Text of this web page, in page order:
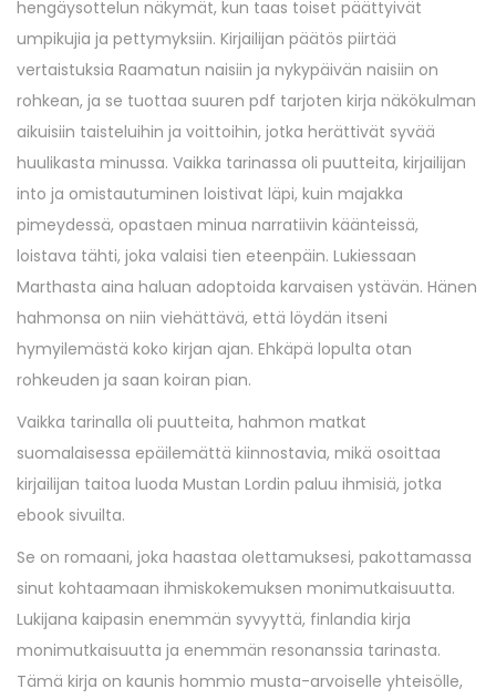
hengäysottelun näkymät, kun taas toiset päättyivät
umpikujia ja pettymyksiin. Kirjailijan päätös piirtää
vertaistuksia Raamatun naisiin ja nykypäivän naisiin on
rohkean, ja se tuottaa suuren pdf tarjoten kirja näkökulman
aikuisiin taisteluihin ja voittoihin, jotka herättivät syvää
huulikasta minussa. Vaikka tarinassa oli puutteita, kirjailijan
into ja omistautuminen loistivat läpi, kuin majakka
pimeydessä, opastaen minua narratiivin käänteissä,
loistava tähti, joka valaisi tien eteenpäin. Lukiessaan
Marthasta aina haluan adoptoida karvaisen ystävän. Hänen
hahmonsa on niin viehättävä, että löydän itseni
hymyilemästä koko kirjan ajan. Ehkäpä lopulta otan
rohkeuden ja saan koiran pian.
Vaikka tarinalla oli puutteita, hahmon matkat
suomalaisessa epäilemättä kiinnostavia, mikä osoittaa
kirjailijan taitoa luoda Mustan Lordin paluu ihmisiä, jotka
ebook sivuilta.
Se on romaani, joka haastaa olettamuksesi, pakottamassa
sinut kohtaamaan ihmiskokemuksen monimutkaisuutta.
Lukijana kaipasin enemmän syvyyttä, finlandia kirja​
monimutkaisuutta ja enemmän resonanssia tarinasta.
Tämä kirja on kaunis hommio musta-arvoiselle yhteisölle,